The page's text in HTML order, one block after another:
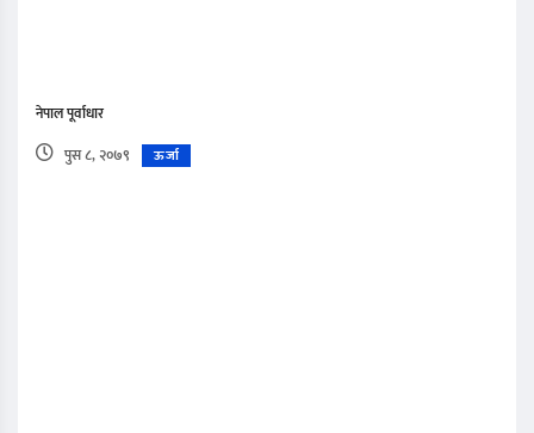
नेपाल पूर्वाधार
पुस ८, २०७९
ऊर्जा